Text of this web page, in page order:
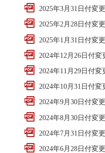
2025年3月31日付変
2025年2月28日付変
2025年1月31日付変
2024年12月26日付変
2024年11月29日付変
2024年10月31日付変
2024年9月30日付変
2024年8月30日付変
2024年7月31日付変
2024年6月28日付変